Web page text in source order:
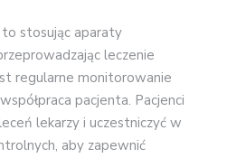
stosując aparaty
leczenie
regularne monitorowanie
pacjenta. Pacjenci
lekarzy i uczestniczyć w
aby zapewnić